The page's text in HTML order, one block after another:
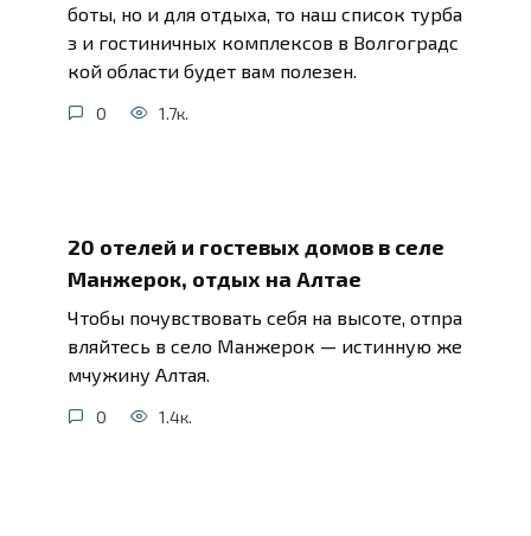
боты, но и для отдыха, то наш список турба
з и гостиничных комплексов в Волгоградс
кой области будет вам полезен.
0 1.7к.
20 отелей и гостевых домов в селе
Манжерок, отдых на Алтае
Чтобы почувствовать себя на высоте, отпра
вляйтесь в село Манжерок — истинную же
мчужину Алтая.
0 1.4к.